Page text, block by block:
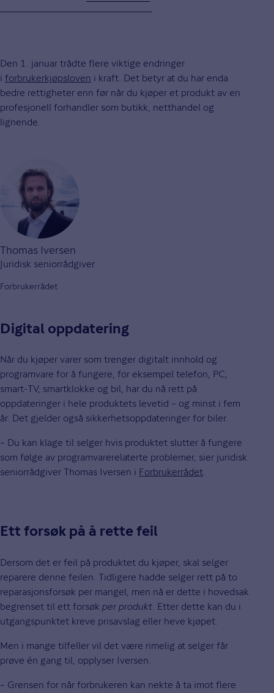
Den 1. januar trådte flere viktige endringer
i forbrukerkjøpsloven i kraft. Det betyr at du har enda
bedre rettigheter enn før når du kjøper et produkt av en
profesjonell forhandler som butikk, netthandel og
lignende.
Thomas Iversen
Juridisk seniorrådgiver
Forbrukerrådet
Digital oppdatering
Når du kjøper varer som trenger digitalt innhold og
programvare for å fungere, for eksempel telefon, PC,
smart-TV, smartklokke og bil, har du nå rett på
oppdateringer i hele produktets levetid – og minst i fem
år. Det gjelder også sikkerhetsoppdateringer for biler.
– Du kan klage til selger hvis produktet slutter å fungere
som følge av programvarerelaterte problemer, sier juridisk
seniorrådgiver Thomas Iversen i Forbrukerrådet.
Ett forsøk på å rette feil
Dersom det er feil på produktet du kjøper, skal selger
reparere denne feilen. Tidligere hadde selger rett på to
reparasjonsforsøk per mangel, men nå er dette i hovedsak
begrenset til ett forsøk per produkt. Etter dette kan du i
utgangspunktet kreve prisavslag eller heve kjøpet.
Men i mange tilfeller vil det være rimelig at selger får
prøve én gang til, opplyser Iversen.
– Grensen for når forbrukeren kan nekte å ta imot flere